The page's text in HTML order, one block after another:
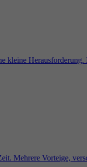
kleine Herausforderung.
Mehrere Vorteige,